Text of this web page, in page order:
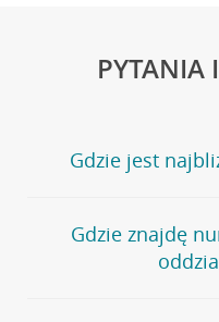
PYTANIA
Gdzie jest
Jeśli szukasz oddziału
stronęPlacówki i
wygodna wyszukiwarka.
Gdzie znajdę